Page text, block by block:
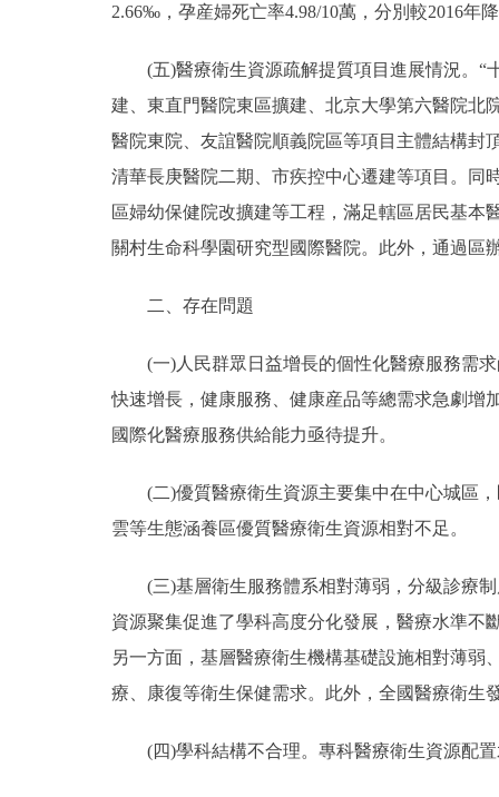
2.66‰，孕産婦死亡率4.98/10萬，分別較2016年
(五)醫療衛生資源疏解提質項目進展情況。“
建、東直門醫院東區擴建、北京大學第六醫院北
醫院東院、友誼醫院順義院區等項目主體結構封
清華長庚醫院二期、市疾控中心遷建等項目。同
區婦幼保健院改擴建等工程，滿足轄區居民基本
關村生命科學園研究型國際醫院。此外，通過區
二、存在問題
(一)人民群眾日益增長的個性化醫療服務需求
快速增長，健康服務、健康産品等總需求急劇增
國際化醫療服務供給能力亟待提升。
(二)優質醫療衛生資源主要集中在中心城區，
雲等生態涵養區優質醫療衛生資源相對不足。
(三)基層衛生服務體系相對薄弱，分級診療制
資源聚集促進了學科高度分化發展，醫療水準不
另一方面，基層醫療衛生機構基礎設施相對薄
療、康復等衛生保健需求。此外，全國醫療衛生
(四)學科結構不合理。專科醫療衛生資源配置